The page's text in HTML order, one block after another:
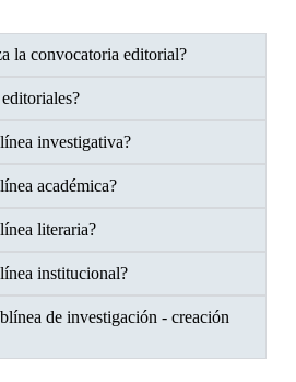
la convocatoria editorial?
investigativa?
académica?
literaria?
institucional?
de investigación - creación